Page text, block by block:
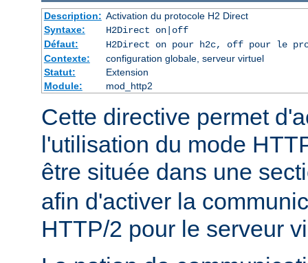
Description: Activation du protocole H2 Direct
Syntaxe:
H2Direct on|off
Défaut:
H2Direct on pour h2c, off pour le
Contexte:
configuration globale, serveur virtuel
Statut:
Extension
Module:
mod_http2
Cette directive permet
l'utilisation du mode
être située dans une
afin d'activer la
HTTP/2 pour le serveur